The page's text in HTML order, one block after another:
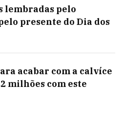
lembradas pelo
presente do Dia dos
acabar com a calvíce
milhões com este